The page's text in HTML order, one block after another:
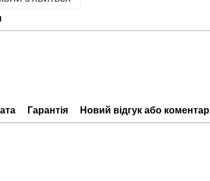
Гарантія Новий відгук або коментар